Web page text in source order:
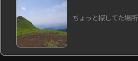
ちょっと探してた場所